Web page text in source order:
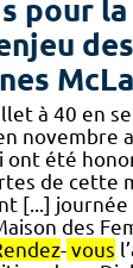
pour
à 40 en
novembre
ont été
de cette
[...]
des
- vous